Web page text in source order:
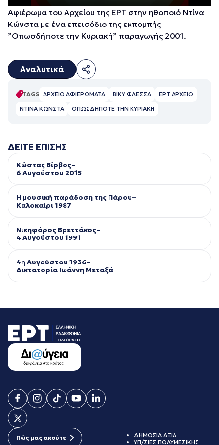
Αφιέρωμα του Αρχείου της ΕΡΤ στην ηθοποιό Ντίνα
Κώνστα με ένα επεισόδιο της εκπομπής
”Οπωσδήποτε την Κυριακή” παραγωγής 2001.
Αναλυτικά
TAGS ΑΡΧΕΙΟ ΑΦΙΕΡΩΜΑΤΑ ΒΙΚΥ ΦΛΕΣΣΑ
ΕΡΤ ΑΡΧΕΙΟ
ΝΤΙΝΑ ΚΩΝΣΤΑ
ΟΠΩΣΔΗΠΟΤΕ ΤΗΝ ΚΥΡΙΑΚΗ
ΔΕΙΤΕ ΕΠΙΣΗΣ
Κώστας Βίρβος–
6 Αυγούστου 2015
Η μουσική παράδοση της Πάρου–
Kαλοκαίρι 1987
Νικηφόρος Βρεττάκος–
4 Αυγούστου 1991
4η Αυγούστου 1936–
Δικτατορία Ιωάννη Μεταξά
Πώς μας ακούτε
ΔΗΜΟΣΙΑ ΑΞΙΑ
ΥΠ/ΣΙΕΣ ΠΟΛΥΜΕΣΙΚΗΣ